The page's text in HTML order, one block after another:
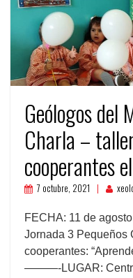
Geólogos del
Charla –
cooperantes
7 octubre, 2021
FECHA: 11 de
Jornada 3 Pequeños
cooperantes:
———-LUGAR: